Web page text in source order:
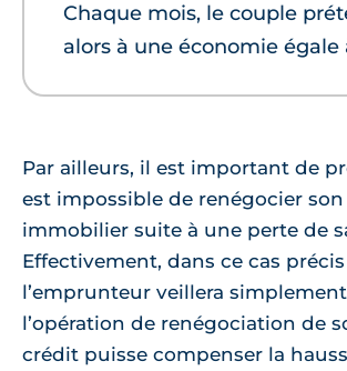
Chaque mois, le couple
alors à une économie égale
Par ailleurs, il est important de
est impossible de renégocier
immobilier suite à une perte de
Effectivement, dans ce cas précis
l’emprunteur veillera
l’opération de renégociation de
crédit puisse compenser la